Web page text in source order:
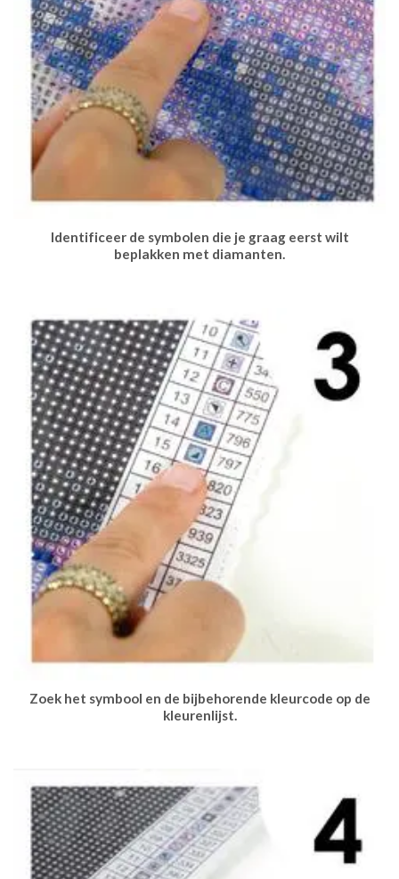
Identificeer de symbolen die je graag eerst wilt
beplakken met diamanten.
Zoek het symbool en de bijbehorende kleurcode op de
kleurenlijst.